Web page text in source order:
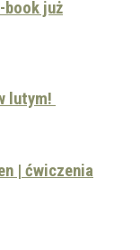
book już
lutym!
| ćwiczenia